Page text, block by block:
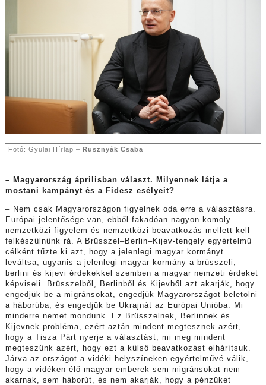
Fotó: Gyulai Hírlap – Rusznyák Csaba
– Magyarország áprilisban választ. Milyennek látja a
mostani kampányt és a Fidesz esélyeit?
– Nem csak Magyarországon figyelnek oda erre a választásra.
Európai jelentősége van, ebből fakadóan nagyon komoly
nemzetközi figyelem és nemzetközi beavatkozás mellett kell
felkészülnünk rá. A Brüsszel–Berlin–Kijev-tengely egyértelmű
célként tűzte ki azt, hogy a jelenlegi magyar kormányt
leváltsa, ugyanis a jelenlegi magyar kormány a brüsszeli,
berlini és kijevi érdekekkel szemben a magyar nemzeti érdeket
képviseli. Brüsszelből, Berlinből és Kijevből azt akarják, hogy
engedjük be a migránsokat, engedjük Magyarországot beletolni
a háborúba, és engedjük be Ukrajnát az Európai Unióba. Mi
minderre nemet mondunk. Ez Brüsszelnek, Berlinnek és
Kijevnek probléma, ezért aztán mindent megtesznek azért,
hogy a Tisza Párt nyerje a választást, mi meg mindent
megteszünk azért, hogy ezt a külső beavatkozást elhárítsuk.
Járva az országot a vidéki helyszíneken egyértelművé válik,
hogy a vidéken élő magyar emberek sem migránsokat nem
akarnak, sem háborút, és nem akarják, hogy a pénzüket